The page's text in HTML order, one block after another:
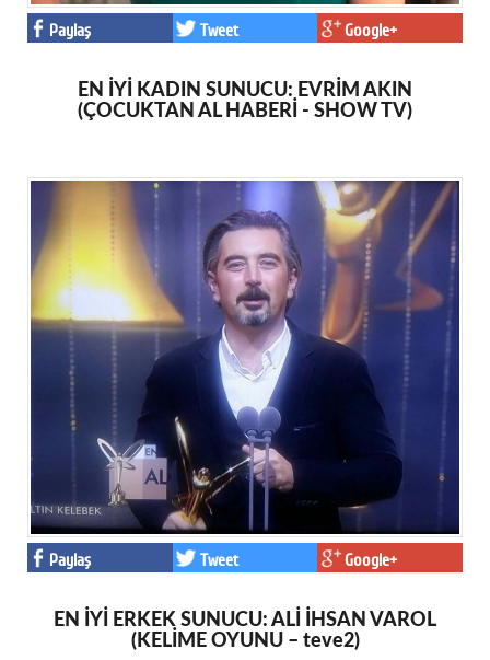
Paylaş Tweet Google+
EN İYİ KADIN SUNUCU: EVRİM AKIN
(ÇOCUKTAN AL HABERİ - SHOW TV)
Paylaş Tweet Google+
EN İYİ ERKEK SUNUCU: ALİ İHSAN VAROL
(KELİME OYUNU – teve2)